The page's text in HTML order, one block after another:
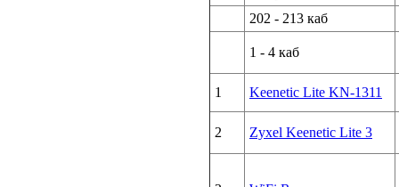
202 - 213 каб
1 - 4 каб
1 Keenetic Lite KN-1311
2 Zyxel Keenetic Lite 3